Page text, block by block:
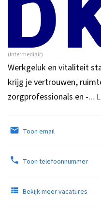
(Intermediair)
Werkgeluk en vitaliteit
krijg je vertrouwen,
zorgprofessionals en -...
Toon email
Toon telefoonnummer
Bekijk meer vacatures